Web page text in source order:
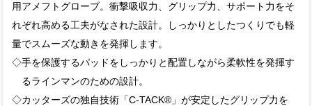
用アメフトグローブ。衝撃吸収力、グリップ力、サポート力をそ
れぞれ高める工夫がなされた設計。しっかりとしたつくりでも軽
量でスムーズな動きを発揮します。
◇手を保護するパッドをしっかりと配置しながら柔軟性を発揮す
るラインマンのための設計。
◇カッターズの独自技術「C-TACK®」が安定したグリップ力を